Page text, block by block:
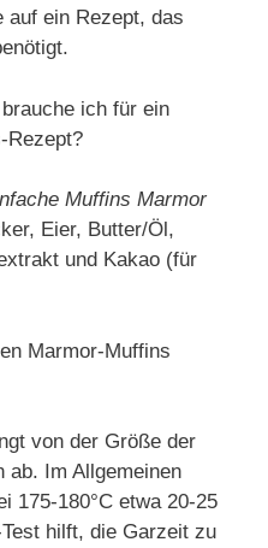
auf ein Rezept, das
ich für ein
Rezept?
Muffins Marmor
Eier, Butter/Öl,
und Kakao (für
Marmor-Muffins
von der Größe der
ab. Im Allgemeinen
175-180°C etwa 20-25
hilft, die Garzeit zu